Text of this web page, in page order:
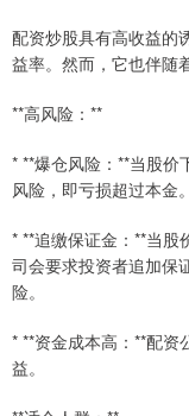
配资炒股具有高收益的
益率。然而，它也伴随
**高风险：**
* **爆仓风险：**当股价
风险，即亏损超过本金。
* **追缴保证金：**当股
司会要求投资者追加保
险。
* **资金成本高：**配资
益。